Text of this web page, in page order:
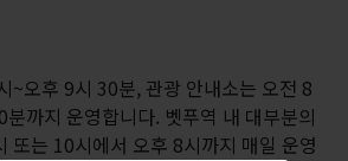
~오후 9시 30분, 관광 안내소는 오전 8
까지 운영합니다. 벳푸역 내 대부분의
또는 10시에서 오후 8시까지 매일 운영